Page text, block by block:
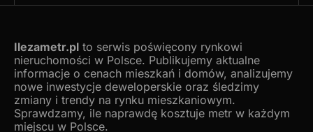
Ilezametr.pl to serwis poświęcony rynkowi
nieruchomości w Polsce. Publikujemy aktualne
informacje o cenach mieszkań i domów, analizujemy
nowe inwestycje deweloperskie oraz śledzimy
zmiany i trendy na rynku mieszkaniowym.
Sprawdzamy, ile naprawdę kosztuje metr w każdym
miejscu w Polsce.